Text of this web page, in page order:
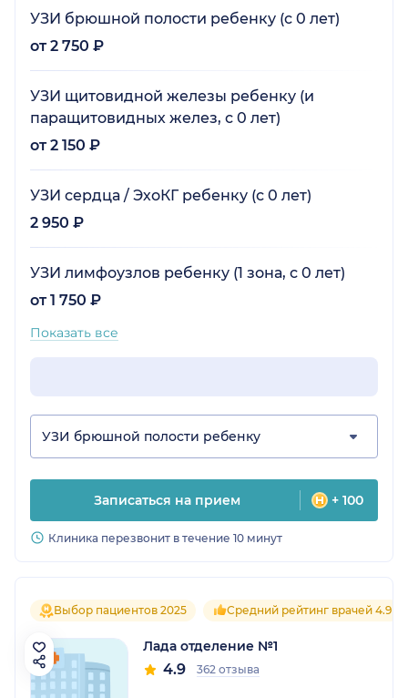
УЗИ брюшной полости ребенку (с 0 лет)
от 2 750 ₽
УЗИ щитовидной железы ребенку (и
паращитовидных желез, с 0 лет)
от 2 150 ₽
УЗИ сердца / ЭхоКГ ребенку (с 0 лет)
2 950 ₽
УЗИ лимфоузлов ребенку (1 зона, с 0 лет)
от 1 750 ₽
Показать все
УЗИ брюшной полости ребенку
Записаться на прием + 100
Клиника перезвонит в течение 10 минут
Выбор пациентов 2025 Средний рейтинг врачей 4.9
Лада отделение №1
4.9 362 отзыва